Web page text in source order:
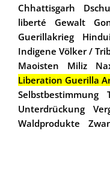
Chhattisgarh
liberté
Gewalt
Guerillakrieg
Indigene Völker /
Maoisten
Miliz
Liberation Guerilla
Selbstbestimmung
Unterdrückung
Waldprodukte